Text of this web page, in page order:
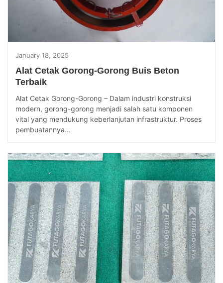
January 18, 2025
Alat Cetak Gorong-Gorong Buis Beton
Terbaik
Alat Cetak Gorong-Gorong – Dalam industri konstruksi
modern, gorong-gorong menjadi salah satu komponen
vital yang mendukung keberlanjutan infrastruktur. Proses
pembuatannya...